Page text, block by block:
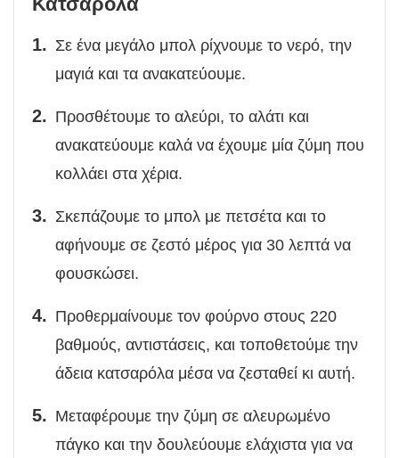
Σε ένα μεγάλο μπολ ρίχνουμε το νερό, την
μαγιά και τα ανακατεύουμε.
Προσθέτουμε το αλεύρι, το αλάτι και
ανακατεύουμε καλά να έχουμε μία ζύμη που
κολλάει στα χέρια.
Σκεπάζουμε το μπολ με πετσέτα και το
αφήνουμε σε ζεστό μέρος για 30 λεπτά να
φουσκώσει.
Προθερμαίνουμε τον φούρνο στους 220
βαθμούς, αντιστάσεις, και τοποθετούμε την
άδεια κατσαρόλα μέσα να ζεσταθεί κι αυτή.
Μεταφέρουμε την ζύμη σε αλευρωμένο
πάγκο και την δουλεύουμε ελάχιστα για να